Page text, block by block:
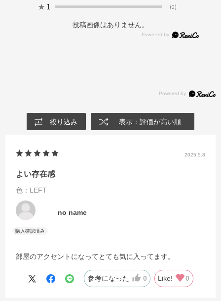
★ 1 (0)
投稿画像はありません。
絞り込み 表示：評価が高い順
2025.5.8
よい存在感
色：LEFT
no name
部屋のアクセントになってとても気に入ってます。
参考になった 0 Like! 0